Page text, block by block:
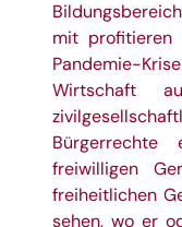
mit
Pandemie-
Wirtschaft
freiwilligen
freiheitlichen
sehen, wo er